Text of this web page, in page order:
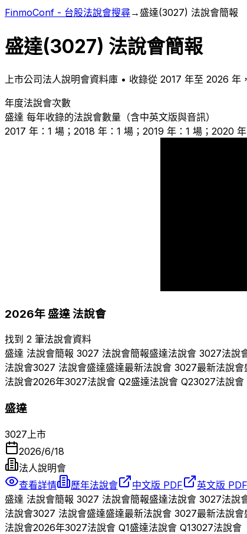
FinmoConf - 台股法說會搜尋→盛達(3027) 法說會簡報
盛達(3027) 法說會簡報
上市公司法人說明會資料庫 • 收錄從 2017 年至 2026 年
年度法說會次數
盛達 每年收錄的法說會數量（含中英文版與音訊）
2017 年：1 場；2018 年：1 場；2019 年：1 場；2020
2026年盛達法說會
找到 2 筆法說會資料
盛達 法說會簡報 3027 法說會簡報盛達法說會 3027法說
法說會3027 法說會盛達盛達最新法說會 3027最新法說會
法說會2026年3027法說會 Q2盛達法說會 Q23027法說會
盛達
3027 上市
2026/6/18
法人說明會
查看詳情
歷年法說會 中文版 PDF 英文版 PDF
盛達 法說會簡報 3027 法說會簡報盛達法說會 3027法說
法說會3027 法說會盛達盛達最新法說會 3027最新法說會
法說會2026年3027法說會 Q1盛達法說會 Q13027法說會